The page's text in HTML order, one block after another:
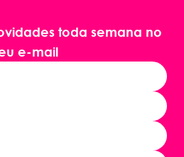
toda semana no
e-mail